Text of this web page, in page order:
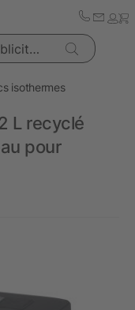
isothermes
L recyclé
pour